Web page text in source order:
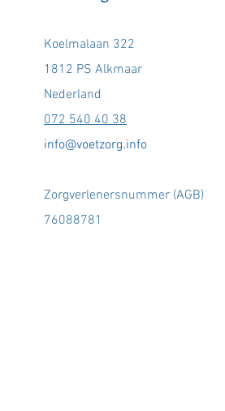
Koelmalaan 322
1812 PS Alkmaar
Nederland
072 540 40 38
info@voetzorg.info
Zorgverlenersnummer (AGB)
76088781